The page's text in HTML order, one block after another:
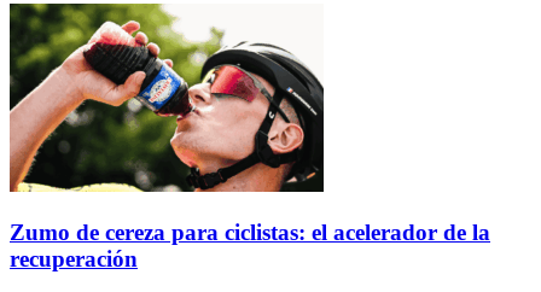
Zumo de cereza para ciclistas: el acelerador de la
recuperación